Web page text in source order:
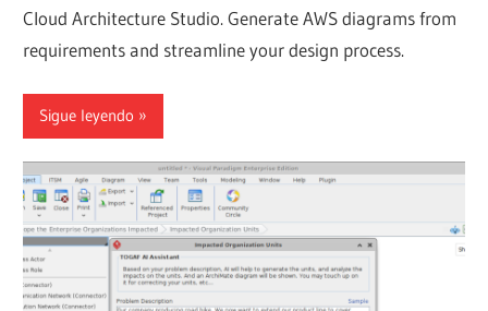
Cloud Architecture Studio. Generate AWS diagrams from
requirements and streamline your design process.
Sigue leyendo